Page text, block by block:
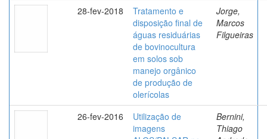
28-fev-2018
Tratamento e
disposição final de
águas residuárias
de bovinocultura
em solos sob
manejo orgânico
de produção de
olerícolas
Jorge,
Marcos
Filgueiras
26-fev-2016
Utilização de
imagens
Bernini,
Thiago